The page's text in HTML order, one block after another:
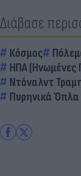
Διάβασε
Κόσμος
ΗΠΑ (Ηνωμένες
Ντόναλντ
Πυρηνικά Όπλα